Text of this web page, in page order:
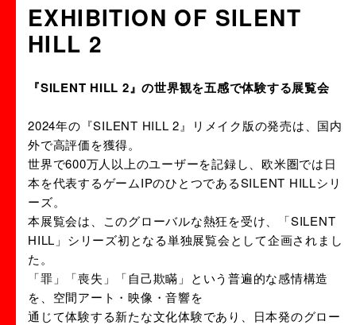
EXHIBITION OF SILENT
HILL 2
URLをコピーする
『SILENT HILL 2』の世界観を五感で体験する展覧会
2024年の『SILENT HILL 2』リメイク版の発売は、国内
外で高評価を獲得。
世界で600万人以上のユーザーを記録し、欧米圏では日
本を代表するゲームIPのひとつであるSILENT HILLシリ
ーズ。
本展覧会は、このグローバルな熱狂を受け、「SILENT
HILL」シリーズ初となる単独展覧会として企画されまし
た。
「罪」「喪失」「自己欺瞞」という普遍的な感情構造
を、空間アート・映像・音響を
通じて体験する新たな文化体験であり、日本発のグロー